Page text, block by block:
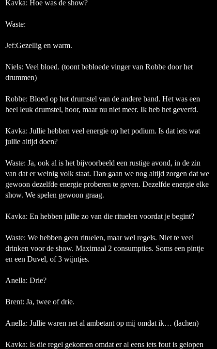
Kavka: Hoe was de show?
Waste:
Jef:Gezellig en warm.
Niels: Veel bloed. (toont bebloede vinger van Robbe door het
drummen)
Robbe: Bloed op het drumstel van de andere band. Het was een
heel leuk drumstel, hoor, maar nu niet meer. Ik heb het geverfd.
Kavka: Jullie hebben veel energie op het podium. Is dat iets wat
jullie altijd doen?
Waste: Ja, ook al is het bijvoorbeeld een rustige avond, in de zin
van dat er weinig volk staat. Dan gaan we nog altijd zorgen dat we
gewoon dezelfde energie proberen te geven. Dezelfde energie elke
show. We spelen gewoon graag.
Kavka: En hebben jullie zo van die rituelen voordat je begint?
Waste: We hebben geen rituelen, maar wel regels. Niet te veel
drinken voor de show. Maximaal 2 consumpties. Soms een pintje
en een Duvel, of 3 wijntjes.
Anella: Drie?
Brent: Ja, twee of drie.
Anella: Jullie waren net al ambetant op mij omdat ik… (lachen)
Kavka: Is die regel gekomen omdat er al eens iets fout is gelopen